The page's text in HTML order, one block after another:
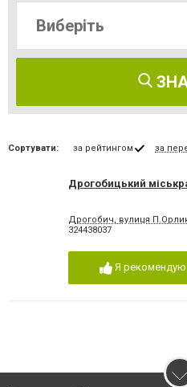
Сортувати: за рейтингом за
Дрогобицький
Дрогобич, вулиця
324438037
Я рекомендую